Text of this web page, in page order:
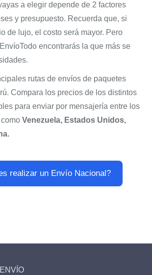
a elegir depende de 2 factores
y presupuesto. Recuerda que, si
de lujo, el costo será mayor. Pero
encontrarás la que más se
rutas de envíos de paquetes
Compara los precios de los distintos
para enviar por mensajería entre los
Venezuela, Estados Unidos,
realizar un Envío Nacional?